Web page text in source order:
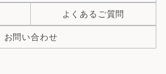
よくあるご質問
お問い合わせ